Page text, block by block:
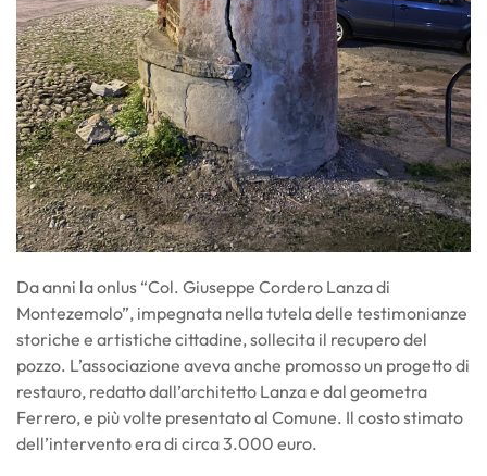
Da anni la onlus “Col. Giuseppe Cordero Lanza di
Montezemolo”, impegnata nella tutela delle testimonianze
storiche e artistiche cittadine, sollecita il recupero del
pozzo. L’associazione aveva anche promosso un progetto di
restauro, redatto dall’architetto Lanza e dal geometra
Ferrero, e più volte presentato al Comune. Il costo stimato
dell’intervento era di circa 3.000 euro.